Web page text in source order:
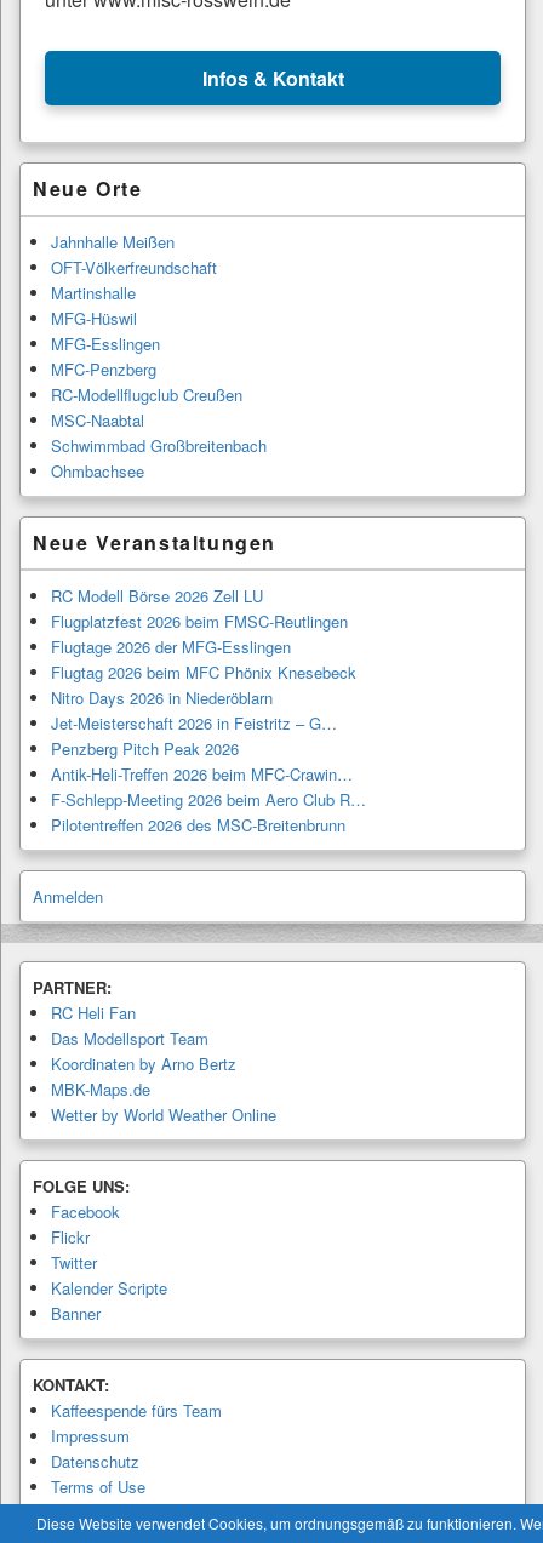
Infos & Kontakt
Primärer
Seitenleisten-
Widgetbereich
Neue Orte
Jahnhalle Meißen
OFT-Völkerfreundschaft
Martinshalle
MFG-Hüswil
MFG-Esslingen
MFC-Penzberg
RC-Modellflugclub Creußen
MSC-Naabtal
Schwimmbad Großbreitenbach
Ohmbachsee
Neue Veranstaltungen
RC Modell Börse 2026 Zell LU
Flugplatzfest 2026 beim FMSC-Reutlingen
Flugtage 2026 der MFG-Esslingen
Flugtag 2026 beim MFC Phönix Knesebeck
Nitro Days 2026 in Niederöblarn
Jet-Meisterschaft 2026 in Feistritz – G…
Penzberg Pitch Peak 2026
Antik-Heli-Treffen 2026 beim MFC-Crawin…
F-Schlepp-Meeting 2026 beim Aero Club R…
Pilotentreffen 2026 des MSC-Breitenbrunn
Anmelden
PARTNER:
RC Heli Fan
Das Modellsport Team
Koordinaten by Arno Bertz
MBK-Maps.de
Wetter by World Weather Online
FOLGE UNS:
Facebook
Flickr
Twitter
Kalender Scripte
Banner
KONTAKT:
Kaffeespende fürs Team
Impressum
Datenschutz
Terms of Use
Privacy Policy
Diese Website verwendet Cookies, um ordnungsgemäß zu funktionieren.